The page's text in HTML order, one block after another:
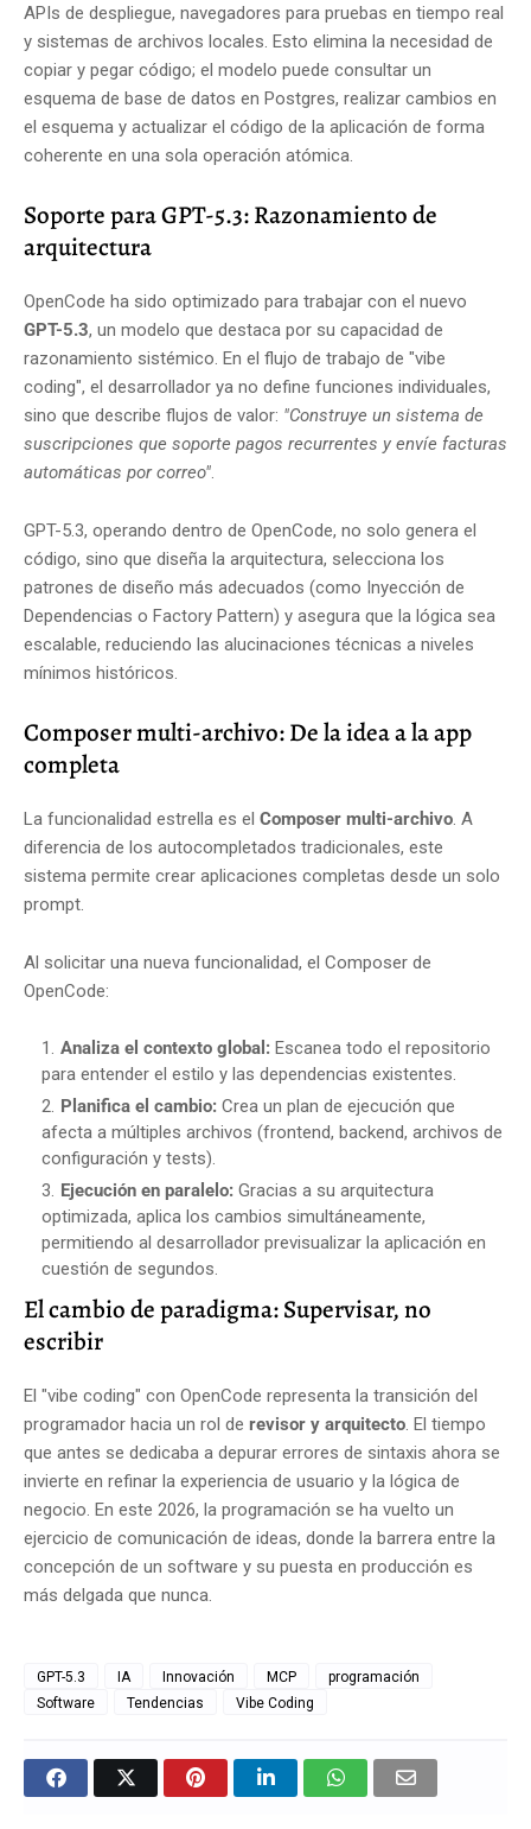
APIs de despliegue, navegadores para pruebas en tiempo real
y sistemas de archivos locales. Esto elimina la necesidad de
copiar y pegar código; el modelo puede consultar un
esquema de base de datos en Postgres, realizar cambios en
el esquema y actualizar el código de la aplicación de forma
coherente en una sola operación atómica.
Soporte para GPT-5.3: Razonamiento de
arquitectura
OpenCode ha sido optimizado para trabajar con el nuevo
GPT-5.3, un modelo que destaca por su capacidad de
razonamiento sistémico. En el flujo de trabajo de "vibe
coding", el desarrollador ya no define funciones individuales,
sino que describe flujos de valor: "Construye un sistema de
suscripciones que soporte pagos recurrentes y envíe facturas
automáticas por correo".
GPT-5.3, operando dentro de OpenCode, no solo genera el
código, sino que diseña la arquitectura, selecciona los
patrones de diseño más adecuados (como Inyección de
Dependencias o Factory Pattern) y asegura que la lógica sea
escalable, reduciendo las alucinaciones técnicas a niveles
mínimos históricos.
Composer multi-archivo: De la idea a la app
completa
La funcionalidad estrella es el Composer multi-archivo. A
diferencia de los autocompletados tradicionales, este
sistema permite crear aplicaciones completas desde un solo
prompt.
Al solicitar una nueva funcionalidad, el Composer de
OpenCode:
Analiza el contexto global: Escanea todo el repositorio
para entender el estilo y las dependencias existentes.
Planifica el cambio: Crea un plan de ejecución que
afecta a múltiples archivos (frontend, backend, archivos de
configuración y tests).
Ejecución en paralelo: Gracias a su arquitectura
optimizada, aplica los cambios simultáneamente,
permitiendo al desarrollador previsualizar la aplicación en
cuestión de segundos.
El cambio de paradigma: Supervisar, no
escribir
El "vibe coding" con OpenCode representa la transición del
programador hacia un rol de revisor y arquitecto. El tiempo
que antes se dedicaba a depurar errores de sintaxis ahora se
invierte en refinar la experiencia de usuario y la lógica de
negocio. En este 2026, la programación se ha vuelto un
ejercicio de comunicación de ideas, donde la barrera entre la
concepción de un software y su puesta en producción es
más delgada que nunca.
GPT-5.3 IA Innovación MCP
programación
Software
Tendencias Vibe Coding